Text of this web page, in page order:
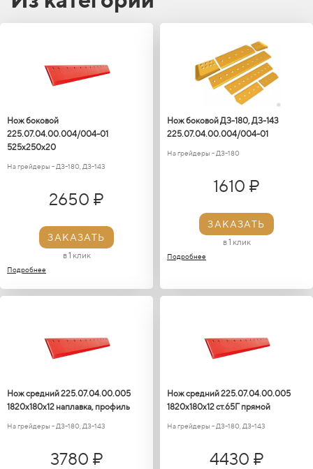
Нож боковой
225.07.04.00.004/004-01
525х250х20
На грейдеры - ДЗ-180, ДЗ-143
2650 ₽
ЗАКАЗАТЬ
в 1 клик
Подробнее
Нож боковой ДЗ-180, ДЗ-143
225.07.04.00.004/004-01
На грейдеры - ДЗ-180
1610 ₽
ЗАКАЗАТЬ
в 1 клик
Подробнее
Нож средний 225.07.04.00.005
1820х180х12 наплавка, профиль
На грейдеры - ДЗ-180, ДЗ-143
3780 ₽
Нож средний 225.07.04.00.005
1820х180х12 ст.65Г прямой
На грейдеры - ДЗ-180, ДЗ-143
4430 ₽